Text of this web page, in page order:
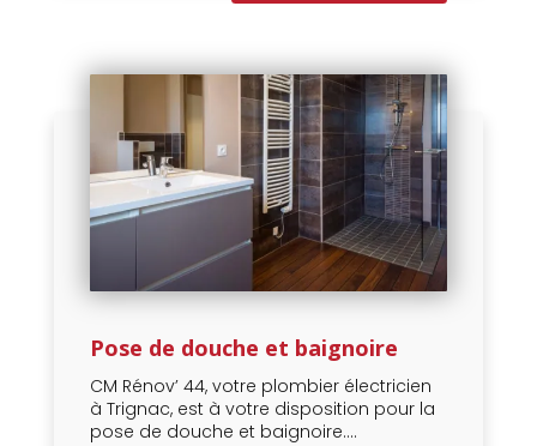
Pose de douche et baignoire
CM Rénov’ 44, votre plombier électricien
à Trignac, est à votre disposition pour la
pose de douche et baignoire....